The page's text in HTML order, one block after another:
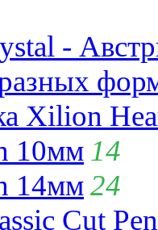
-
Xilion
10мм 14
14мм24
Cut